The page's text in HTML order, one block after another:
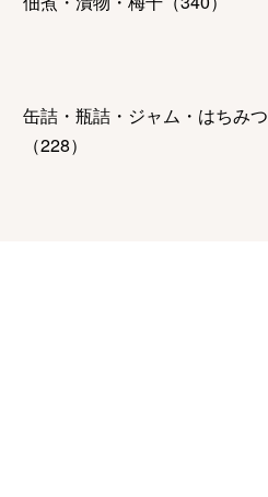
缶詰・瓶詰・ジャム・はちみつ
（228）